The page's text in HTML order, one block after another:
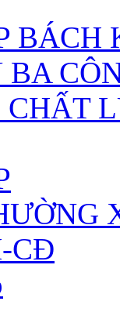
BÁCH
BA
CĐ